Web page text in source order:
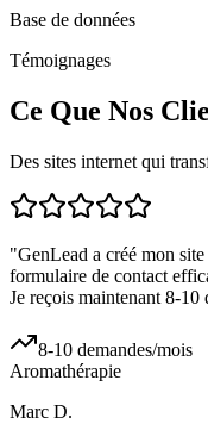
Base de données
Témoignages
Ce Que Nos
Des sites internet qui
"GenLead a créé mon
formulaire de contact
Je reçois maintenant 8-10
8-10 demandes/mois
Aromathérapie
Marc D.